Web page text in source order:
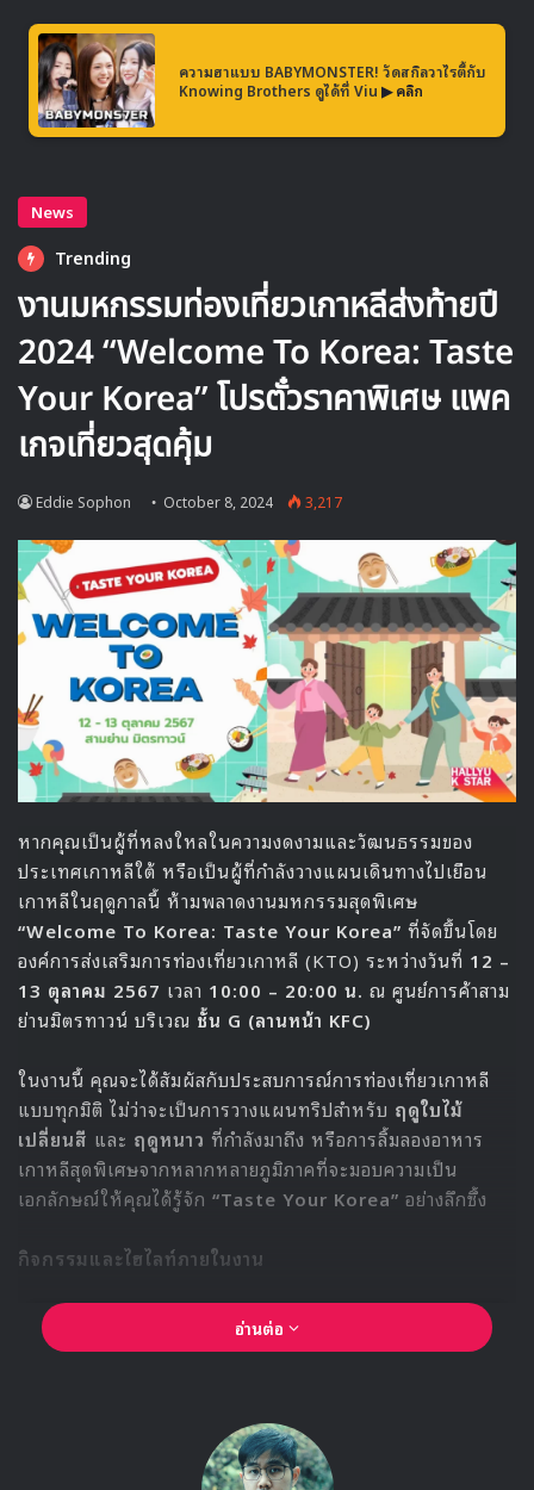
จียอน ได้ประกาศการหย่าร้างกับ ฮวังแจกยุน นักกีฬาเบสบอลผู้
โด่งดัง โดยฝ่ายกฎหมายของทั้งคู่ได้ยื่นคำร้องขอหย่าอย่างเป็น
ทางการเมื่อวันที่ 5 ตุลาคมที่ผ่านมา แม้ว่าความสัมพันธ์ของทั้งคู่
จะจบลงด้วยเหตุผลความแตกต่างที่ไม่อาจปรับตัวได้ แต่ จียอน
ก็ได้ขอโทษแฟนๆ ที่ต้องรับฟังข่าวไม่ดีนี้ พร้อมกับขอให้ทุกคน
เข้าใจการตัดสินใจในครั้งนี้
ใจจากแฟนๆ ทำให้เธอสามารถยิ้มได้และแสดงความเข้มแข็งแม้
ในช่วงเวลาที่ยากลำบากนี้
Jiyeon T-Ara
ความฮาแบบ BABYMONSTER! วัดสกิลวาไรตี้กับ
Knowing Brothers ดูได้ที่ Viu ▶ คลิก